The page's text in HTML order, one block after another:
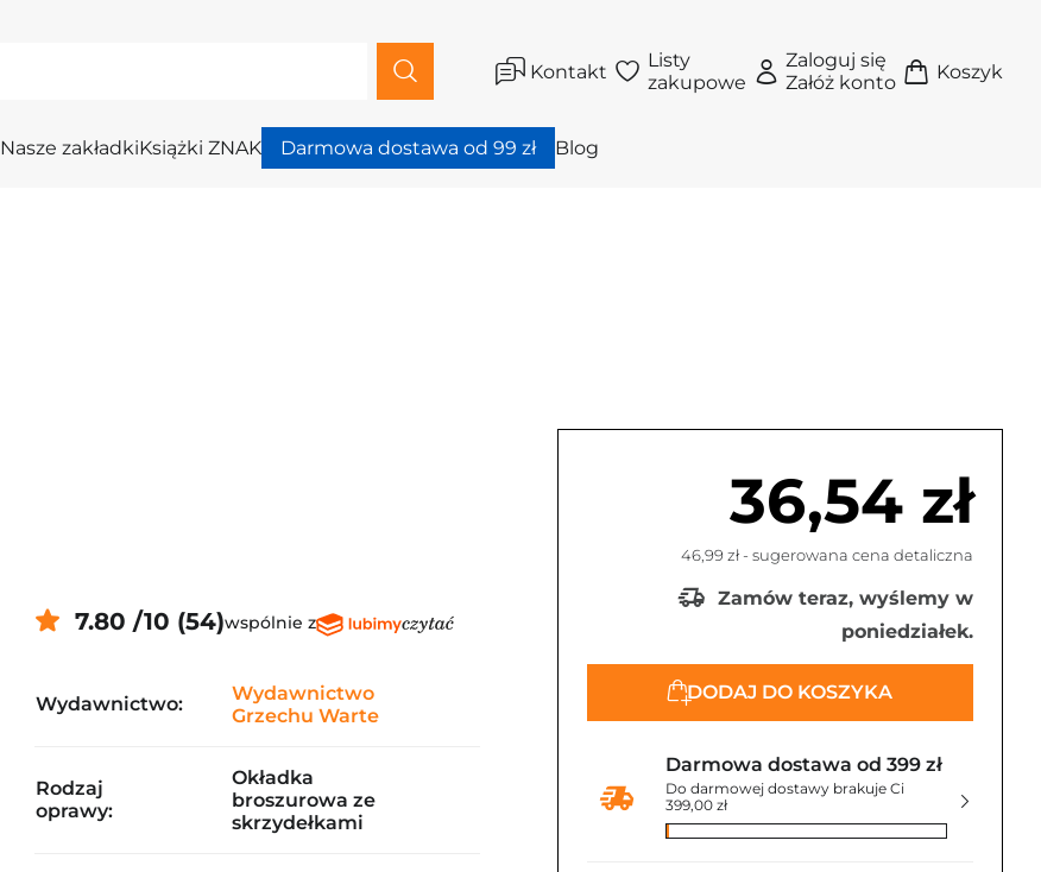
Kontakt
Listy
zakupowe
Zaloguj się
Załóż konto
Koszyk
Nasze zakładkiKsiążki ZNAK Darmowa dostawa od 99 zł Blog
36,54 zł
46,99 zł- sugerowana cena detaliczna
Zamów teraz, wyślemy w
poniedziałek.
DODAJ DO KOSZYKA
Darmowa dostawa od 399 zł
Do darmowej dostawy brakuje Ci
399,00 zł
7.80 /10 (54)wspólnie z
Wydawnictwo:
Wydawnictwo
Grzechu Warte
Rodzaj
oprawy:
Okładka
broszurowa ze
skrzydełkami